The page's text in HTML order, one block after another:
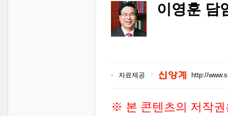
이영훈 담
자료제공 http://
※ 본 콘텐츠의 저작권